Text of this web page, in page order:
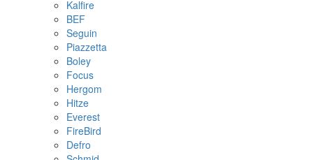
Kalfire
BEF
Seguin
Piazzetta
Boley
Focus
Hergom
Hitze
Everest
FireBird
Defro